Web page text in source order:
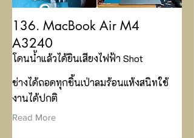
136. MacBook Air M4
A3240
โดนน้ำแล้วได้ยินเสียงไฟฟ้า Shot
ช่างได้ถอดทุกชิ้นเป่าลมร้อนแห้งสนิทใช้
งานได้ปกติ
Read More